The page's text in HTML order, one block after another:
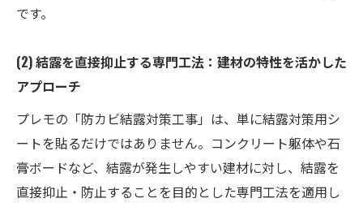
です。
(2) 結露を直接抑止する専門工法：建材の特性を活かした
アプローチ
プレモの「防カビ結露対策工事」は、単に結露対策用シ
ートを貼るだけではありません。コンクリート躯体や石
膏ボードなど、結露が発生しやすい建材に対し、結露を
直接抑止・防止することを目的とした専門工法を適用し